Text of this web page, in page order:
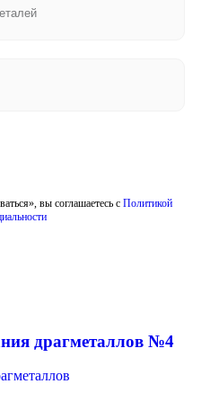
вы соглашаетесь с Политикой
драгметаллов №4